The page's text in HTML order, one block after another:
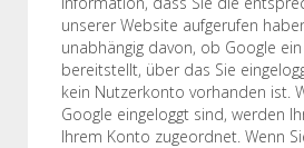
unserer Website aufgerufen
unabhängig davon, ob Google
bereitstellt, über das Sie
kein Nutzerkonto vorhanden ist.
Google eingeloggt sind, werden
Ihrem Konto zugeordnet. Wenn